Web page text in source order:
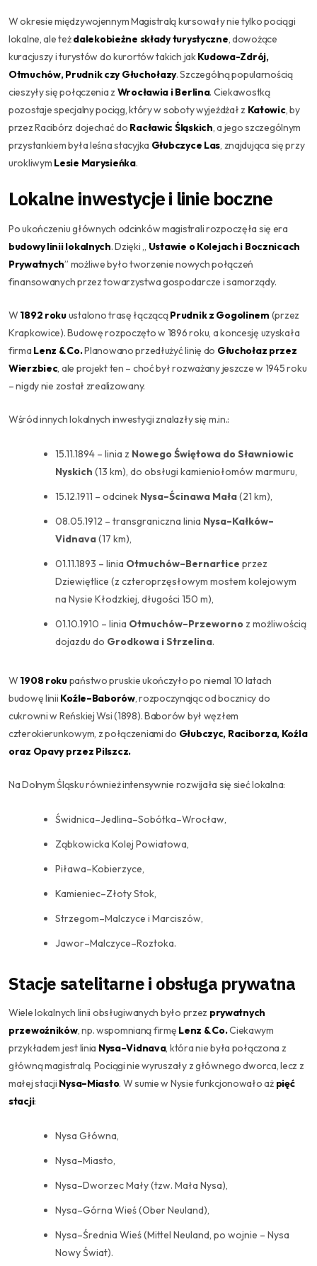
W okresie międzywojennym Magistralą kursowały nie tylko pociągi
lokalne, ale teżdalekobieżne składy turystyczne, dowożące
kuracjuszy i turystów do kurortów takich jakKudowa-Zdrój,
Otmuchów, Prudnik czy Głuchołazy. Szczególną popularnością
cieszyły się połączenia z Wrocławia i Berlina. Ciekawostką
pozostaje specjalny pociąg, który w soboty wyjeżdżał z Katowic, by
przez Racibórz dojechać do Racławic Śląskich, a jego szczególnym
przystankiem była leśna stacyjka Głubczyce Las, znajdująca się przy
urokliwym Lesie Marysieńka.
Lokalne inwestycje i linie boczne
Po ukończeniu głównych odcinków magistrali rozpoczęła się era
budowy linii lokalnych. Dzięki „ Ustawie o Kolejach i Bocznicach
Prywatnych” możliwe było tworzenie nowych połączeń
finansowanych przez towarzystwa gospodarcze i samorządy.
W 1892 rokuustalono trasę łączącąPrudnik z Gogolinem (przez
Krapkowice). Budowę rozpoczęto w 1896 roku, a koncesję uzyskała
firma Lenz & Co.Planowano przedłużyć linię do Głuchołaz przez
Wierzbiec, ale projekt ten – choć był rozważany jeszcze w 1945 roku
– nigdy nie został zrealizowany.
Wśród innych lokalnych inwestycji znalazły się m.in.:
15.11.1894 – linia z Nowego Świętowa do Sławniowic
Nyskich (13 km), do obsługi kamieniołomów marmuru,
15.12.1911 – odcinek Nysa–Ścinawa Mała(21 km),
08.05.1912 – transgraniczna linia Nysa–Kałków–
Vidnava(17 km),
01.11.1893 – linia Otmuchów–Bernartice przez
Dziewiętlice (z czteroprzęsłowym mostem kolejowym
na Nysie Kłodzkiej, długości 150 m),
01.10.1910 – linia Otmuchów–Przewornoz możliwością
dojazdu do Grodkowa i Strzelina.
W 1908 rokupaństwo pruskie ukończyło po niemal 10 latach
budowę linii Koźle–Baborów, rozpoczynając od bocznicy do
cukrowni w Reńskiej Wsi (1898). Baborów był węzłem
czterokierunkowym, z połączeniami do Głubczyc, Raciborza, Koźla
oraz Opavy przez Pilszcz.
Na Dolnym Śląsku również intensywnie rozwijała się sieć lokalna:
Świdnica–Jedlina–Sobótka–Wrocław,
Ząbkowicka Kolej Powiatowa,
Piława–Kobierzyce,
Kamieniec–Złoty Stok,
Strzegom–Malczyce i Marciszów,
Jawor–Malczyce–Roztoka.
Stacje satelitarne i obsługa prywatna
Wiele lokalnych linii obsługiwanych było przez prywatnych
przewoźników, np. wspomnianą firmę Lenz & Co.Ciekawym
przykładem jest linia Nysa–Vidnava, która nie była połączona z
główną magistralą. Pociągi nie wyruszały z głównego dworca, lecz z
małej stacji Nysa–Miasto. W sumie w Nysie funkcjonowało aż pięć
stacji:
Nysa Główna,
Nysa–Miasto,
Nysa–Dworzec Mały (tzw. Mała Nysa),
Nysa–Górna Wieś (Ober Neuland),
Nysa–Średnia Wieś (Mittel Neuland, po wojnie – Nysa
Nowy Świat).